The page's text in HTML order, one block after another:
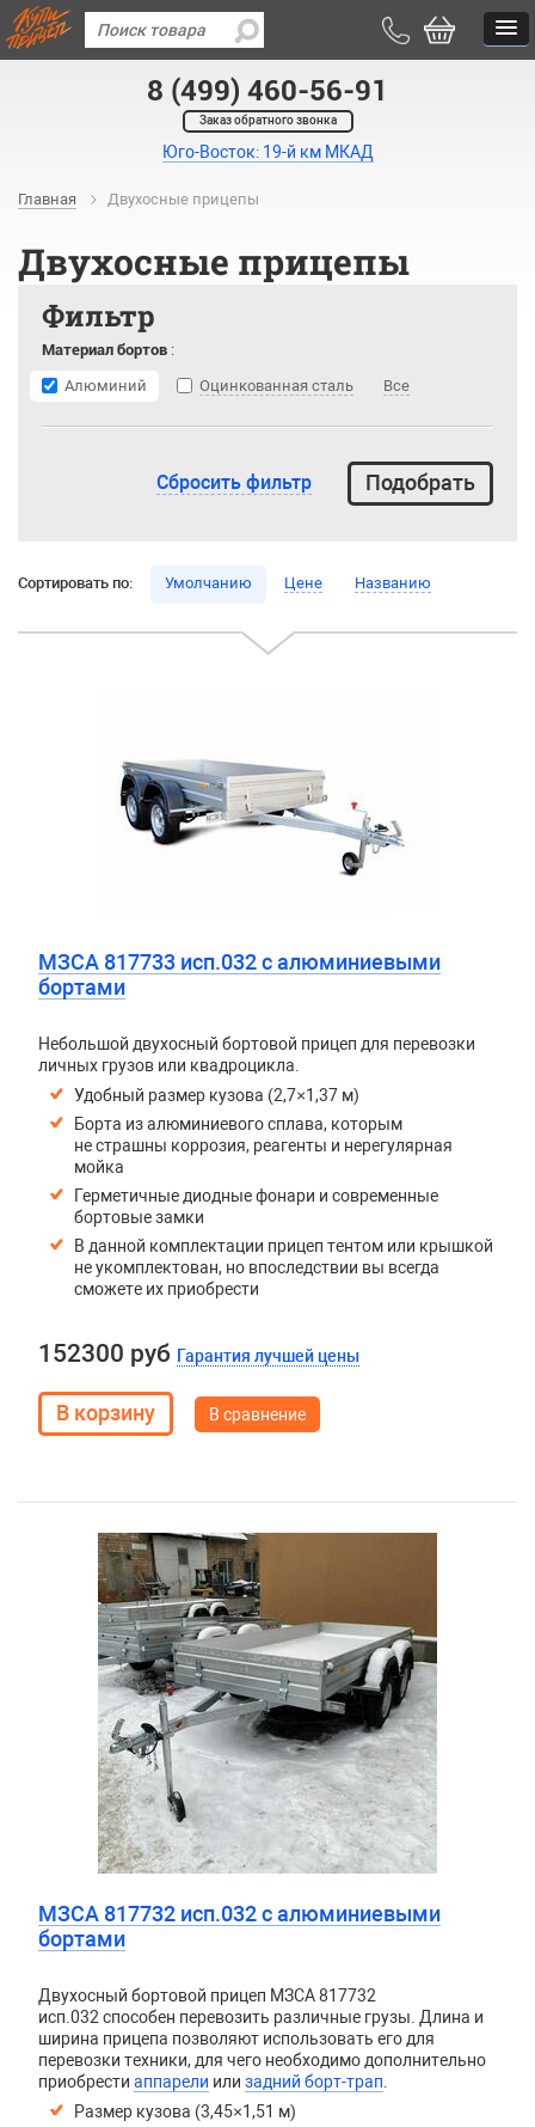
8 (499) 460-56-91
Заказ обратного звонка
Юго-Восток: 19-й км МКАД
Главная Двухосные прицепы
Двухосные прицепы
Фильтр
Материал бортов :
Алюминий
Оцинкованная сталь Все
Сбросить фильтр
Сортировать по: Умолчанию Цене Названию
МЗСА 817733 исп.032 с алюминиевыми
бортами
Небольшой двухосный бортовой прицеп для перевозки
личных грузов или квадроцикла.
Удобный размер кузова (2,7×1,37 м)
Борта из алюминиевого сплава, которым
не страшны коррозия, реагенты и нерегулярная
мойка
Герметичные диодные фонари и современные
бортовые замки
В данной комплектации прицеп тентом или крышкой
не укомплектован, но впоследствии вы всегда
сможете их приобрести
152300 руб Гарантия лучшей цены
В сравнение
МЗСА 817732 исп.032 с алюминиевыми
бортами
Двухосный бортовой прицеп МЗСА 817732
исп.032 способен перевозить различные грузы. Длина и
ширина прицепа позволяют использовать его для
перевозки техники, для чего необходимо дополнительно
приобрести аппарели или задний борт-трап
Размер кузова (3,45×1,51 м)